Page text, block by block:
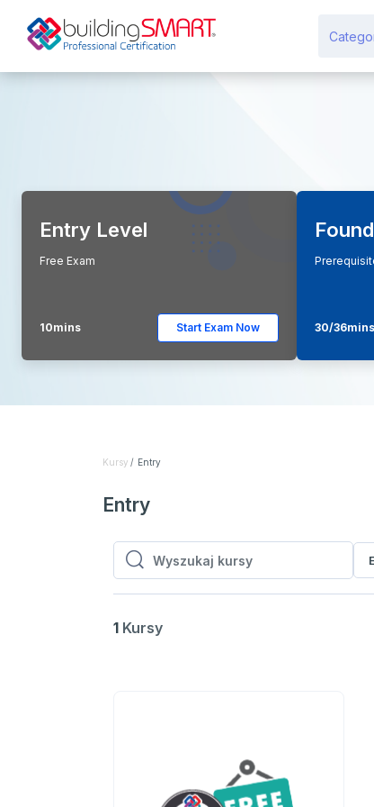
Entry Level
Free Exam
10mins Start Exam Now 30/36mins
Kursy Entry
Entry
Wyszukaj kursy
Wyszukaj kursy
1 Kursy